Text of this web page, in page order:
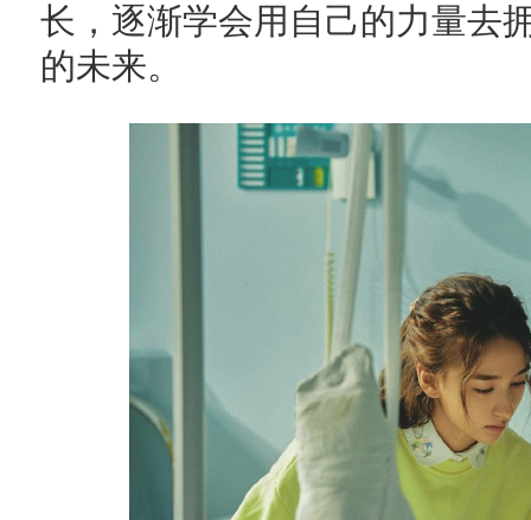
长，逐渐学会用自己的力量去
的未来。